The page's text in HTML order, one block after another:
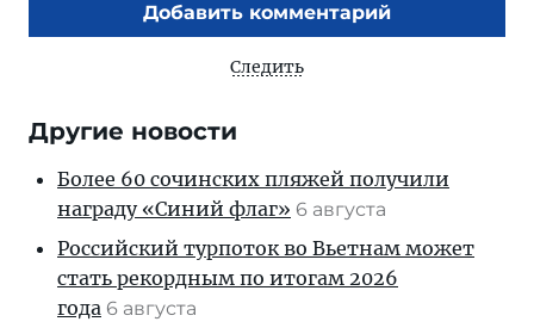
Добавить комментарий
Следить
Другие новости
Более 60 сочинских пляжей получили
награду «Синий флаг» 6 августа
Российский турпоток во Вьетнам может
стать рекордным по итогам 2026
года 6 августа